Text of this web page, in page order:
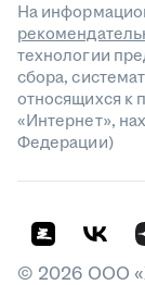
На
технологии
сбора,
относящихся к
«Интернет»,
Федерации)
© 2026 ООО